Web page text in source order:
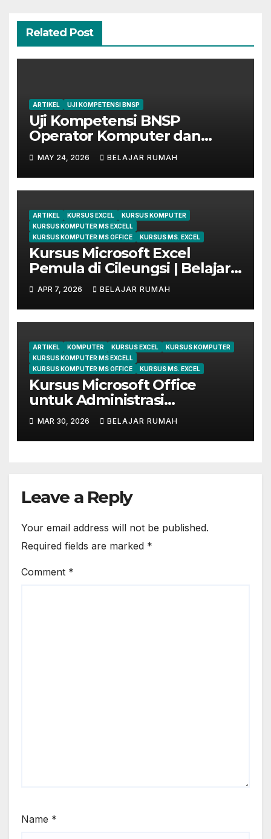
Related Post
ARTIKEL UJI KOMPETENSI BNSP
Uji Kompetensi BNSP
Operator Komputer dan
Digital Marketing di Bekasi
MAY 24, 2026 BELAJAR RUMAH
ARTIKEL KURSUS EXCEL
KURSUS KOMPUTER
KURSUS KOMPUTER MS EXCELL
KURSUS KOMPUTER MS OFFICE
KURSUS MS. EXCEL
Kursus Microsoft Excel
Pemula di Cileungsi | Belajar
dari Dasar Sampai Mahir
APR 7, 2026 BELAJAR RUMAH
ARTIKEL KOMPUTER KURSUS EXCEL
KURSUS KOMPUTER
KURSUS KOMPUTER MS EXCELL
KURSUS KOMPUTER MS OFFICE
KURSUS MS. EXCEL
Kursus Microsoft Office
untuk Administrasi
Perkantoran di Cileungsi
MAR 30, 2026 BELAJAR RUMAH
Leave a Reply
Your email address will not be published.
Required fields are marked *
Comment *
Name *